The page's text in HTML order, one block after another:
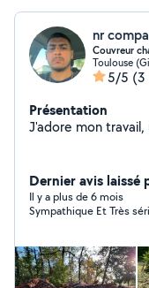
nr
Couvreur
Toulouse
5/5 (3
Présentation
J'adore mon
Dernier avis laissé
Il y a plus de 6 mois
Sympathique Et Très